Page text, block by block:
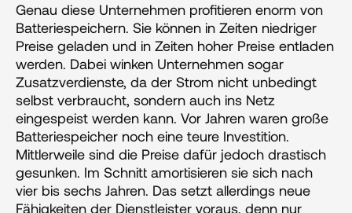
Genau diese Unternehmen profitieren enorm von
Batteriespeichern. Sie können in Zeiten niedriger
Preise geladen und in Zeiten hoher Preise entladen
werden. Dabei winken Unternehmen sogar
Zusatzverdienste, da der Strom nicht unbedingt
selbst verbraucht, sondern auch ins Netz
eingespeist werden kann. Vor Jahren waren große
Batteriespeicher noch eine teure Investition.
Mittlerweile sind die Preise dafür jedoch drastisch
gesunken. Im Schnitt amortisieren sie sich nach
vier bis sechs Jahren. Das setzt allerdings neue
Fähigkeiten der Dienstleister voraus, denn nur